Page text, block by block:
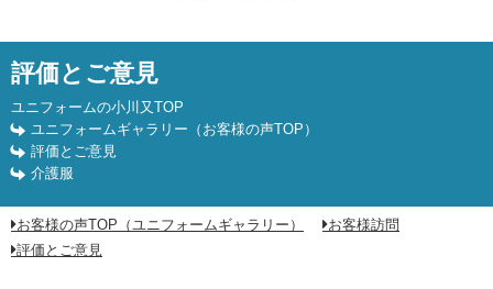
評価とご意見
ユニフォームの小川又TOP
ユニフォームギャラリー（お客様の声TOP）
評価とご意見
介護服
お客様の声TOP（ユニフォームギャラリー）
お客様訪問
評価とご意見